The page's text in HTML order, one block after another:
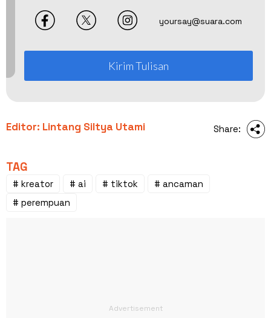
yoursay@suara.com
Kirim Tulisan
Editor: Lintang Siltya Utami Share:
TAG
# kreator # ai # tiktok
# ancaman
# perempuan